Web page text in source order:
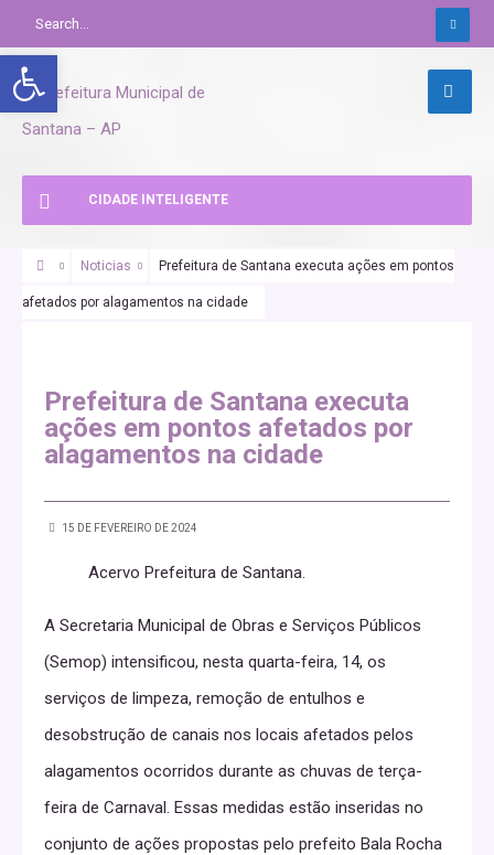
Abrir a barra de ferramentas
CIDADE INTELIGENTE
Noticias Prefeitura de Santana executa ações em pontos
afetados por alagamentos na cidade
Prefeitura de Santana executa
ações em pontos afetados por
alagamentos na cidade
15 DE FEVEREIRO DE 2024
Acervo Prefeitura de Santana.
A Secretaria Municipal de Obras e Serviços Públicos
(Semop) intensificou, nesta quarta-feira, 14, os
serviços de limpeza, remoção de entulhos e
desobstrução de canais nos locais afetados pelos
alagamentos ocorridos durante as chuvas de terça-
feira de Carnaval. Essas medidas estão inseridas no
conjunto de ações propostas pelo prefeito Bala Rocha